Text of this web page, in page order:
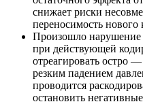
снижает риски
переносимость нового
Произошло нарушение
при действующей
отреагировать остро
резким падением
проводится
остановить